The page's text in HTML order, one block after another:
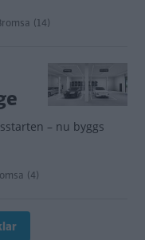
(14)
– nu byggs
(4)